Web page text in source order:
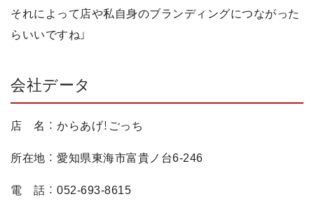
それによって店や私自身のブランディングにつながった
らいいですね」
会社データ
店 名 ： からあげ！ごっち
所在地 ： 愛知県東海市富貴ノ台6-246
電 話 ： 052-693-8615